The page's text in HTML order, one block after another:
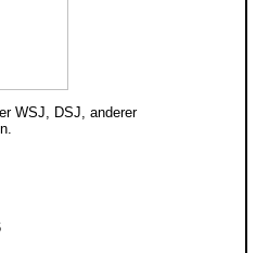
WSJ, DSJ, anderer